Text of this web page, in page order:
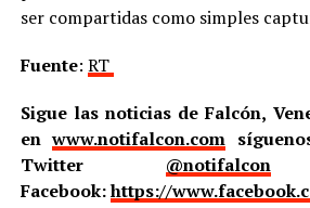
ser compartidas como simples
Fuente: RT
Sigue las noticias de Falcón,
enwww.notifalcon.com
Twitter @notifalcon
Facebook:https://